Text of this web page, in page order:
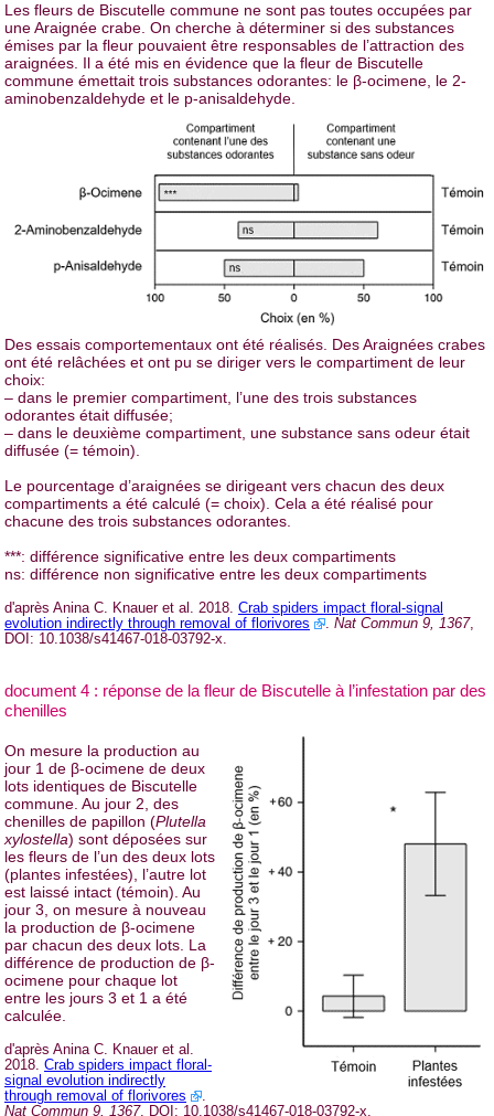
Les fleurs de Biscutelle commune ne sont pas toutes occupées par
une Araignée crabe. On cherche à déterminer si des substances
émises par la fleur pouvaient être responsables de l’attraction des
araignées. Il a été mis en évidence que la fleur de Biscutelle
commune émettait trois substances odorantes: le β-ocimene, le 2-
aminobenzaldehyde et le p-anisaldehyde.
Des essais comportementaux ont été réalisés. Des Araignées crabes
ont été relâchées et ont pu se diriger vers le compartiment de leur
choix:
– dans le premier compartiment, l’une des trois substances
odorantes était diffusée;
– dans le deuxième compartiment, une substance sans odeur était
diffusée (= témoin).
Le pourcentage d’araignées se dirigeant vers chacun des deux
compartiments a été calculé (= choix). Cela a été réalisé pour
chacune des trois substances odorantes.
***: différence significative entre les deux compartiments
ns: différence non significative entre les deux compartiments
d'après Anina C. Knauer et al. 2018. Crab spiders impact floral-signal
evolution indirectly through removal of florivores
Nat Commun 9, 1367,
DOI: 10.1038/s41467-018-03792-x.
document 4 : réponse de la fleur de Biscutelle à l’infestation par des
chenilles
On mesure la production au
jour 1 de β-ocimene de deux
lots identiques de Biscutelle
commune. Au jour 2, des
chenilles de papillon (Plutella
xylostella) sont déposées sur
les fleurs de l’un des deux lots
(plantes infestées), l’autre lot
est laissé intact (témoin). Au
jour 3, on mesure à nouveau
la production de β-ocimene
par chacun des deux lots. La
différence de production de β-
ocimene pour chaque lot
entre les jours 3 et 1 a été
calculée.
d'après Anina C. Knauer et al.
2018. Crab spiders impact floral-
signal evolution indirectly
through removal of florivores
.
Nat Commun 9, 1367, DOI: 10.1038/s41467-018-03792-x.